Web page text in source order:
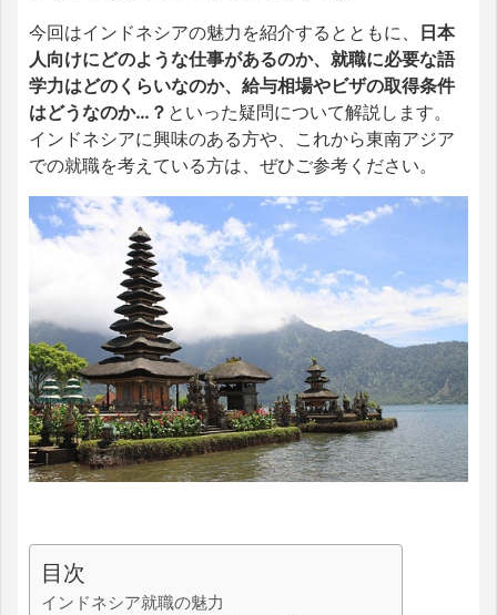
今回はインドネシアの魅力を紹介するとともに、
日本
人向けにどのような仕事があるのか、就職に必要な語
学力はどのくらいなのか、給与相場やビザの取得条件
はどうなのか…？ といった疑問について解説します。
インドネシアに興味のある方や、これから東南アジア
での就職を考えている方は、ぜひご参考ください。
目次
インドネシア就職の魅力